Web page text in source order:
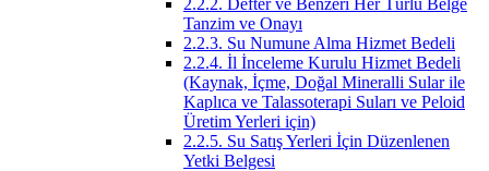
2.2.2. Defter ve Benzeri Her Türlü Belge
Tanzim ve Onayı
2.2.3. Su Numune Alma Hizmet Bedeli
2.2.4. İl İnceleme Kurulu Hizmet Bedeli
(Kaynak, İçme, Doğal Mineralli Sular ile
Kaplıca ve Talassoterapi Suları ve Peloid
Üretim Yerleri için)
2.2.5. Su Satış Yerleri İçin Düzenlenen
Yetki Belgesi